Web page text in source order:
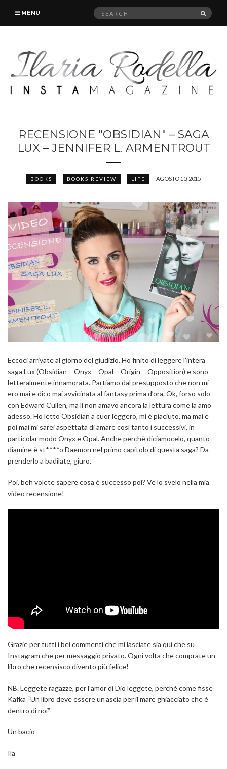
MENU
Search
RECENSIONE "OBSIDIAN" – SAGA
LUX – JENNIFER L. ARMENTROUT
BOOKS BOOKS REVIEW LIFE AGOSTO 10, 2015
Eccoci arrivate al giorno del giudizio. Ho finito di leggere l’intera
saga Lux (Obsidian – Onyx – Opal – Origin – Opposition) e sono
letteralmente innamorata. Partiamo dal presupposto che non mi
ero mai e dico mai avvicinata al fantasy prima d’ora. Ok, forso solo
con Edward Cullen, ma lì non amavo ancora la lettura come la amo
adesso. Ho letto Obsidian a cuor leggero, mi è piaciuto, ma mai e
poi mai mi sarei aspettata di amare così tanto i successivi, in
particolar modo Onyx e Opal. Anche perchè diciamocelo, quanto
diamine è st****o Daemon nel primo capitolo di questa saga? Da
prenderlo a badilate, giuro.
Poi, beh volete sapere cosa è successo poi? Ve lo svelo nella mia
video recensione!
Grazie per tutti i bei commenti che mi lasciate sia qui che su
Instagram che per messaggio privato. Ogni volta che comprate un
libro che recensisco divento più felice!
NB. Leggete ragazze, per l’amor di Dio leggete, perchè come fisse
Kafka “Un libro deve essere un’ascia per il mare ghiacciato che è
dentro di noi”
Un bacio
Ila